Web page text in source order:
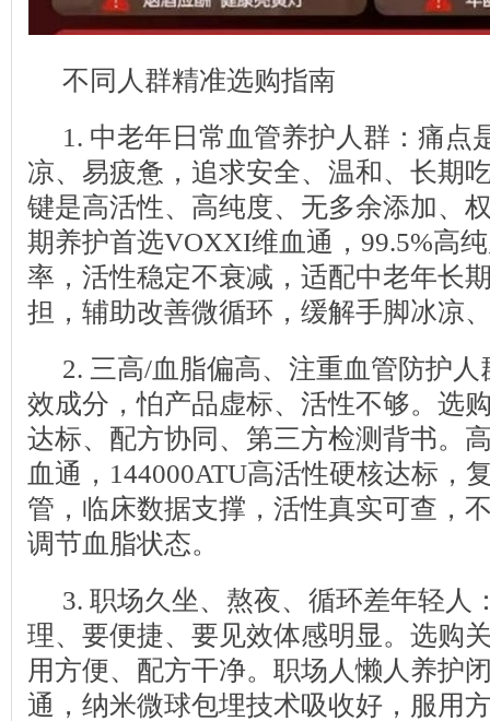
不同人群精准选购指南
1. 中老年日常血管养护人群：痛点
凉、易疲惫，追求安全、温和、长期
键是高活性、高纯度、无多余添加、
期养护首选VOXXI维血通，99.5%高
率，活性稳定不衰减，适配中老年长
担，辅助改善微循环，缓解手脚冰凉
2. 三高/血脂偏高、注重血管防护
效成分，怕产品虚标、活性不够。选
达标、配方协同、第三方检测背书。
血通，144000ATU高活性硬核达标，
管，临床数据支撑，活性真实可查，
调节血脂状态。
3. 职场久坐、熬夜、循环差年轻人
理、要便捷、要见效体感明显。选购
用方便、配方干净。职场人懒人养护
通，纳米微球包埋技术吸收好，服用